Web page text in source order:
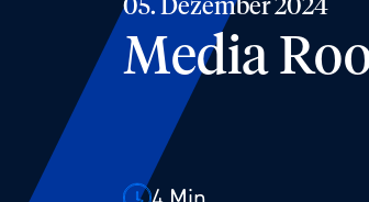
05. Dezember 2024
Media
4 Min.